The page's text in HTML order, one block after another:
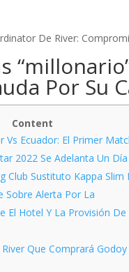
De River:
Por Su
Content
Vs Ecuador: El Primer
2022 Se Adelanta Un Día
Club Sustituto Kappa Slim
Sobre Alerta Por La
El Hotel Y La Provisión De
River Que Comprará Godoy